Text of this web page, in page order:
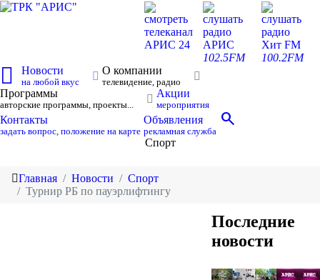
смотреть
телеканал
АРИС 24
слушать
радио
АРИС
102.5FM
слушать
радио
Хит FM
100.2FM
Новости
на любой вкус
О компании
телевидение, радио
Программы
авторские программы, проекты...
Акции
мероприятия
Контакты
задать вопрос, положение на карте
Объявления
рекламная служба
search
Спорт
Главная Новости
Спорт
Турнир РБ по пауэрлифтингу
Последние
новости